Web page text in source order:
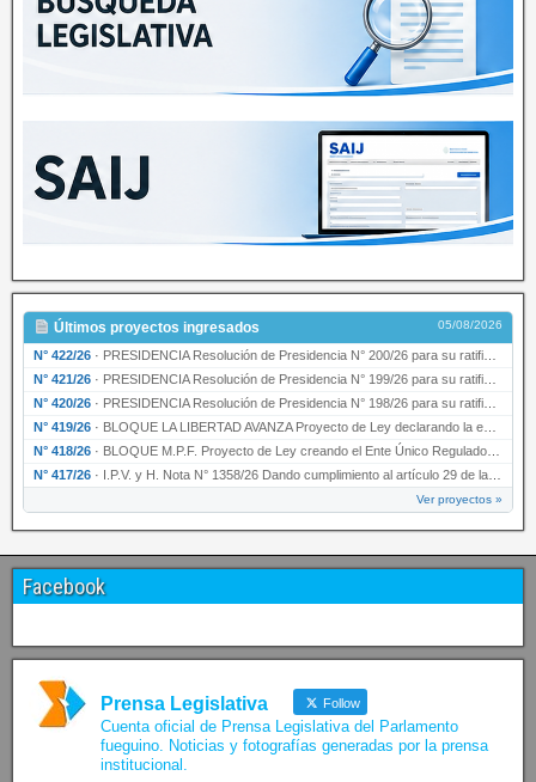
Últimos proyectos ingresados 05/08/2026
N° 422/26 · PRESIDENCIA Resolución de Presidencia N° 200/26 para su ratificación.
N° 421/26 · PRESIDENCIA Resolución de Presidencia N° 199/26 para su ratificación.
N° 420/26 · PRESIDENCIA Resolución de Presidencia N° 198/26 para su ratificación.
N° 419/26 · BLOQUE LA LIBERTAD AVANZA Proyecto de Ley declarando la esencialidad del servicio educativ…
N° 418/26 · BLOQUE M.P.F. Proyecto de Ley creando el Ente Único Regulador de servicios públicos de la …
N° 417/26 · I.P.V. y H. Nota N° 1358/26 Dando cumplimiento al artículo 29 de la Ley provincial N° 1399…
Ver proyectos »
Facebook
Prensa Legislativa Follow
Cuenta oficial de Prensa Legislativa del Parlamento
fueguino. Noticias y fotografías generadas por la prensa
institucional.